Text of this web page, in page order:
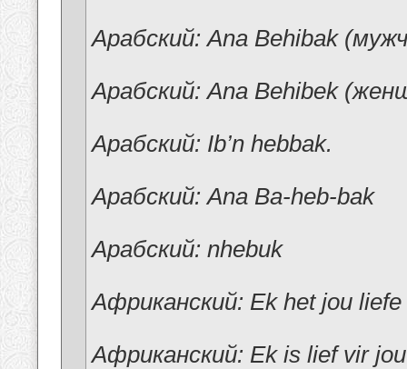
Арабский: Ana Behibak
Арабский: Ana Behibek
Арабский: Ib’n hebbak.
Арабский: Ana Ba-heb-bak
Арабский: nhebuk
Африканский: Ek het jou liefe
Африканский: Ek is lief vir